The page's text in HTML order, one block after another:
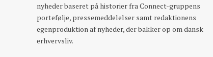
nyheder baseret på historier fra Connect-gruppens
portefølje, pressemeddelelser samt redaktionens
egenproduktion af nyheder, der bakker op om dansk
erhvervsliv.